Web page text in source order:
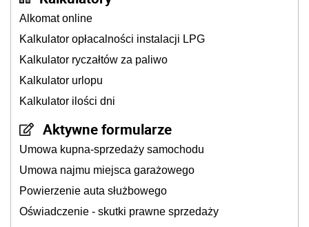
Alkomat online
Kalkulator opłacalności instalacji LPG
Kalkulator ryczałtów za paliwo
Kalkulator urlopu
Kalkulator ilości dni
Aktywne formularze
Umowa kupna-sprzedaży samochodu
Umowa najmu miejsca garażowego
Powierzenie auta służbowego
Oświadczenie - skutki prawne sprzedaży